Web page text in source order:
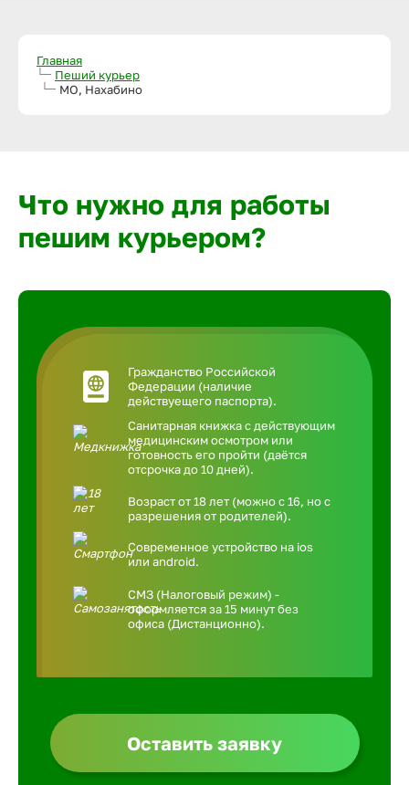
Главная
Пеший курьер
МО, Нахабино
Что нужно для работы
пешим курьером?
Гражданство Российской
Федерации (наличие
действуещего паспорта).
Санитарная книжка с действующим
медицинским осмотром или
готовность его пройти (даётся
отсрочка до 10 дней).
Возраст от 18 лет (можно с 16, но с
разрешения от родителей).
Современное устройство на ios
или android.
СМЗ (Налоговый режим) -
оформляется за 15 минут без
офиса (Дистанционно).
Оставить заявку